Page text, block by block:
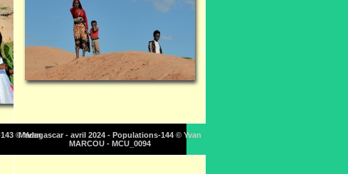
© Yvan
Madagascar - avril 2024 - Populations-144 © Yvan
MARCOU - MCU_0094